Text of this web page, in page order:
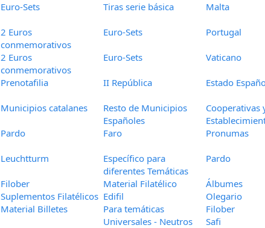
Euro-Sets Tiras serie básica Malta
2 Euros
conmemorativos
Euro-Sets Portugal
2 Euros
conmemorativos
Euro-Sets Vaticano
Prenotafilia II República Estado
Municipios catalanes
Resto de Municipios
Españoles
Cooperativas
Pardo Faro Pronumas
Leuchtturm
Específico para
diferentes Temáticas
Pardo
Filober Material Filatélico Álbumes
Suplementos Filatélicos Edifil Olegario
Material Billetes
Para temáticas
Universales - Neutros
Filober
Safi